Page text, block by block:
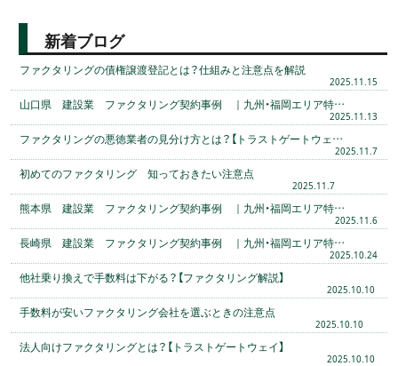
新着ブログ
ファクタリングの債権譲渡登記とは？仕組みと注意点を解説
2025.11.15
山口県 建設業 ファクタリング契約事例 ｜九州・福岡エリア特…
2025.11.13
ファクタリングの悪徳業者の見分け方とは？【トラストゲートウェ…
2025.11.7
初めてのファクタリング 知っておきたい注意点
2025.11.7
熊本県 建設業 ファクタリング契約事例 ｜九州・福岡エリア特…
2025.11.6
長崎県 建設業 ファクタリング契約事例 ｜九州・福岡エリア特…
2025.10.24
他社乗り換えで手数料は下がる？【ファクタリング解説】
2025.10.10
手数料が安いファクタリング会社を選ぶときの注意点
2025.10.10
法人向けファクタリングとは？【トラストゲートウェイ】
2025.10.10